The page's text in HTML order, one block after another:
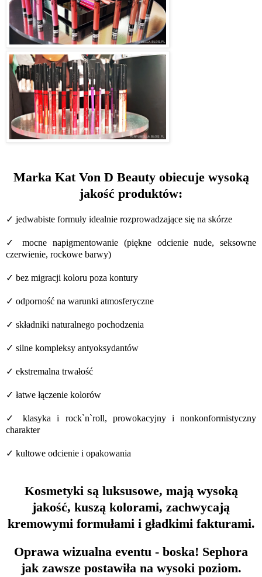
Marka Kat Von D Beauty obiecuje wysoką
jakość produktów:
✓ jedwabiste formuły idealnie rozprowadzające się na skórze
✓ mocne napigmentowanie (piękne odcienie nude, seksowne
czerwienie, rockowe barwy)
✓ bez migracji koloru poza kontury
✓ odporność na warunki atmosferyczne
✓ składniki naturalnego pochodzenia
✓ silne kompleksy antyoksydantów
✓ ekstremalna trwałość
✓ łatwe łączenie kolorów
✓ klasyka i rock`n`roll, prowokacyjny i nonkonformistyczny
charakter
✓ kultowe odcienie i opakowania
Kosmetyki są luksusowe, mają wysoką
jakość, kuszą kolorami, zachwycają
kremowymi formułami i gładkimi fakturami.
Oprawa wizualna eventu - boska! Sephora
jak zawsze postawiła na wysoki poziom.